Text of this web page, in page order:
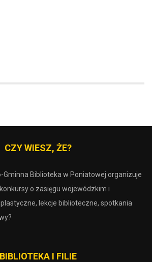
CZY WIESZ, ŻE?
Gminna Biblioteka w Poniatowej organizuje
o zasięgu wojewódzkim i
lekcje biblioteczne, spotkania
BIBLIOTEKA I FILIE